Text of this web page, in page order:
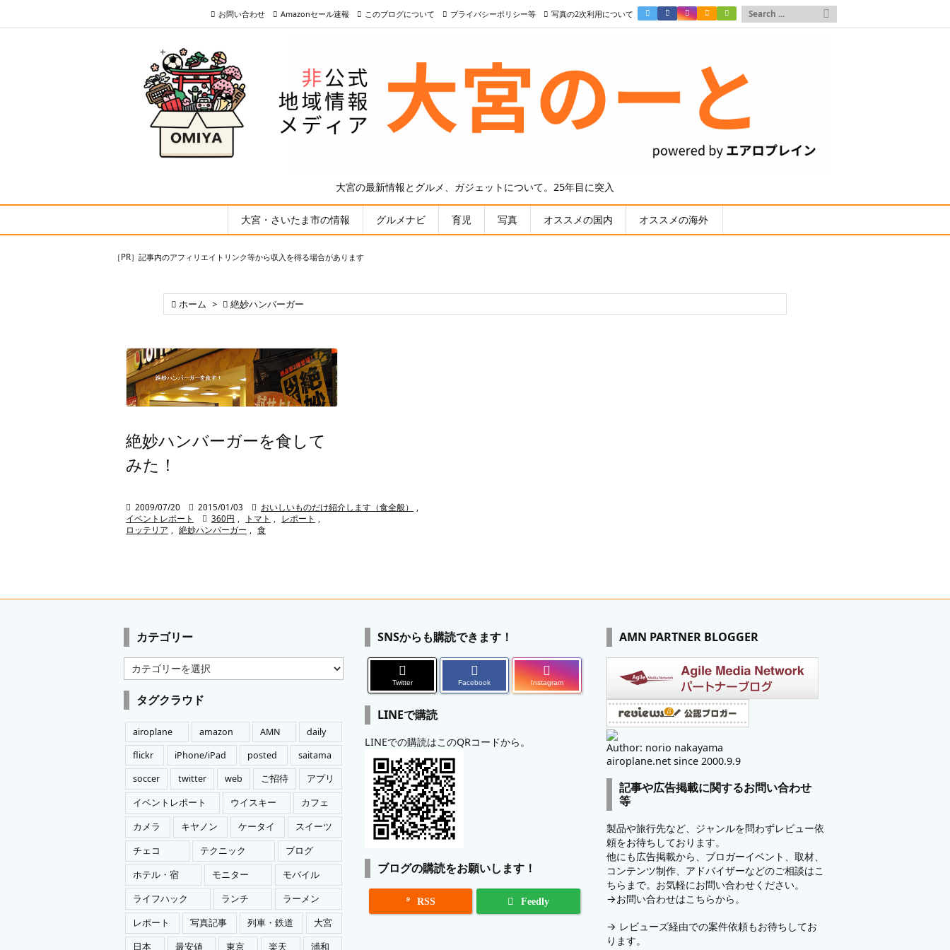
大宮の最新情報とグルメ、ガジェットについて。25年目に突入
大宮・さいたま市の情報 グルメナビ 育児 写真 オススメの国内 オススメの海外
お問い合わせ Amazonセール速報 このブログについて プライバシーポリシー等 写真の2次利用について 
［PR］記事内のアフィリエイトリンク等から収入を得る場合があります
 ホーム >  絶妙ハンバーガー
絶妙ハンバーガーを食して
みた！
 2009/07/20  2015/01/03  おいしいものだけ紹介します（食全般）
,
イベントレポート
 360円 , トマト , レポート ,
ロッテリア , 絶妙ハンバーガー , 食
カテゴリー
カ
テ
ゴ
リ
ー
タグクラウド
airoplane amazon AMN
daily
flickr
iPhone/iPad posted
saitama
soccer
twitter web ご招待
アプリ
イベントレポート
ウイスキー
カフェ
カメラ
キヤノン ケータイ
スイーツ
チェコ
テクニック
ブログ
ホテル・宿
モニター
モバイル
ライフハック
ランチ
ラーメン
レポート
写真記事 列車・鉄道
大宮
日本
最安値 東京 楽天 浦和
SNSからも購読できます！
Twitter Facebook Instagram
LINEで購読
LINEでの購読はこのQRコードから。
ブログの購読をお願いします！
 RSS Feedly
AMN PARTNER BLOGGER
Author: norio nakayama
airoplane.net since 2000.9.9
記事や広告掲載に関するお問い合わせ
等
製品や旅行先など、ジャンルを問わずレビュー依
頼をお待ちしております。
他にも広告掲載から、ブロガーイベント、取材、
コンテンツ制作、アドバイザーなどのご相談はこ
ちらまで。お気軽にお問い合わせください。
→お問い合わせはこちらから。
→ レビューズ経由での案件依頼もお待ちしてお
ります。